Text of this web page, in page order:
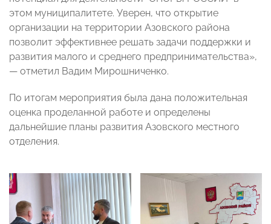
этом муниципалитете. Уверен, что открытие
организации на территории Азовского района
позволит эффективнее решать задачи поддержки и
развития малого и среднего предпринимательства»,
— отметил Вадим Мирошниченко.
По итогам мероприятия была дана положительная
оценка проделанной работе и определены
дальнейшие планы развития Азовского местного
отделения.